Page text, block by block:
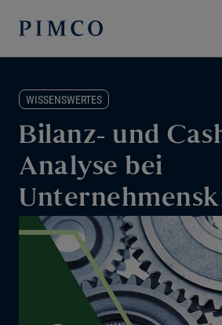
WISSENSWERTES
Bilanz- und
Analyse bei